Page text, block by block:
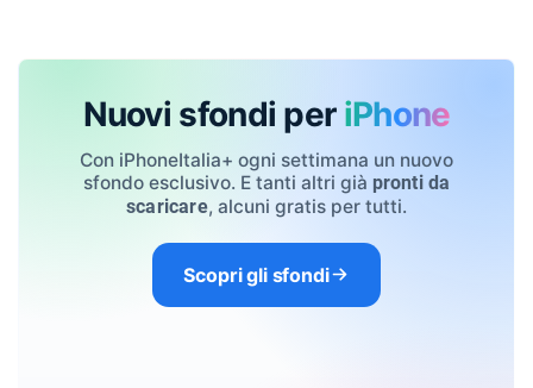
Nuovi sfondi per iPhone
Con iPhoneItalia+ ogni settimana un nuovo
sfondo esclusivo. E tanti altri già pronti da
scaricare, alcuni gratis per tutti.
Scopri gli sfondi